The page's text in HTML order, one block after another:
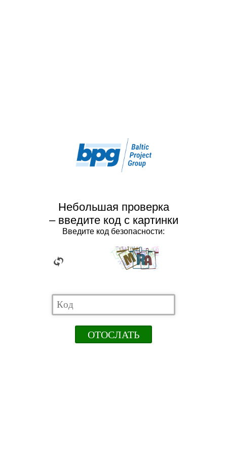
Небольшая проверка
– введите код с картинки
Введите код безопасности: